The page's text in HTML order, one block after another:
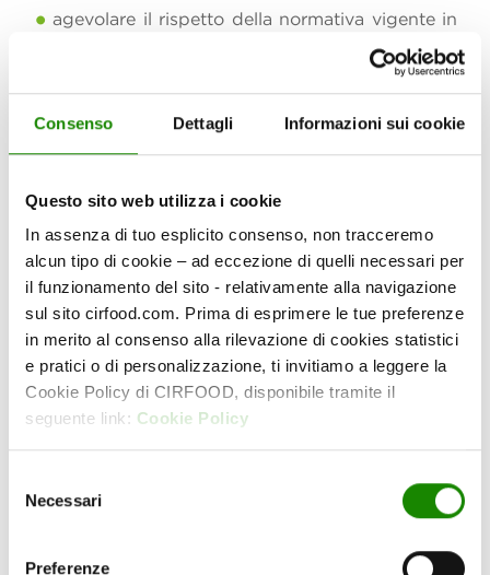
Consenso Dettagli Informazioni sui cookie
Questo sito web utilizza i cookie
In assenza di tuo esplicito consenso, non tracceremo
alcun tipo di cookie – ad eccezione di quelli necessari per
il funzionamento del sito - relativamente alla navigazione
sul sito cirfood.com. Prima di esprimere le tue preferenze
in merito al consenso alla rilevazione di cookies statistici
e pratici o di personalizzazione, ti invitiamo a leggere la
Cookie Policy di CIRFOOD, disponibile tramite il
seguente link: Cookie Policy
delNecessari
Preferenze
agevolare il rispetto della normativa vigente in
aumentare la propria affidabilità anche nei
svolgere il proprio business con lealtà,
correttezza, trasparenza, onestà e integrità, nel
pieno rispetto delle leggi e delle normative che si
applicano all’attività dell’impresa stessa.
Lealtà e trasparenza rappresentano per noi valori
importanti da perseguire attraverso l’attuazione
di un approccio sistemico orientato alla
prevenzione. L’ottenimento di questa nuova
Certificazione rappresenta soltanto un ulteriore
tassello che CIRFOOD aggiunge al proprio
mosaico, confermando ancora una volta la
qualità delle politiche messe in campo a tutela